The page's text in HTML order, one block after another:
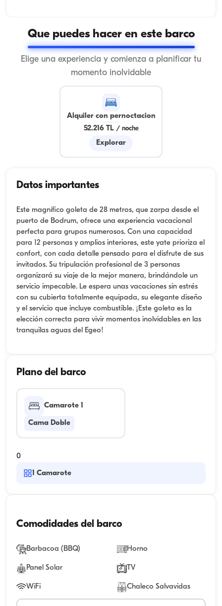
Que puedes hacer en este barco
Elige una experiencia y comienza a planificar tu
momento inolvidable
Alquiler con pernoctacion
52.216 TL/ noche
Explorar
Datos importantes
Este magnífico goleta de 28 metros, que zarpa desde el
puerto de Bodrum, ofrece una experiencia vacacional
perfecta para grupos numerosos. Con una capacidad
para 12 personas y amplios interiores, este yate prioriza el
confort, con cada detalle pensado para el disfrute de sus
invitados. Su tripulación profesional de 3 personas
organizará su viaje de la mejor manera, brindándole un
servicio impecable. Le espera unas vacaciones sin estrés
con su cubierta totalmente equipada, su elegante diseño
y el servicio que incluye combustible. ¡Este goleta es la
elección correcta para vivir momentos inolvidables en las
tranquilas aguas del Egeo!
Plano del barco
Camarote 1
Cama Doble
0
1 Camarote
Comodidades del barco
Barbacoa (BBQ) Horno
Panel Solar TV
WiFi Chaleco Salvavidas